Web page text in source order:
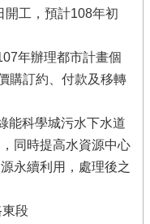
開工，預計108年初
年辦理都市計畫個
購訂約、付款及移轉
能科學城污水下水道
同時提高水資源中心
永續利用，處理後之
段